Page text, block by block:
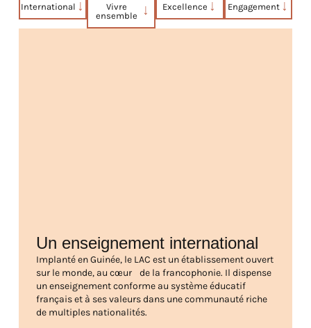
International
Vivre
ensemble
Excellence Engagement
Un enseignement international
Implanté en Guinée, le LAC est un établissement ouvert
sur le monde, au cœur de la francophonie. Il dispense
un enseignement conforme au système éducatif
français et à ses valeurs dans une communauté riche
de multiples nationalités.